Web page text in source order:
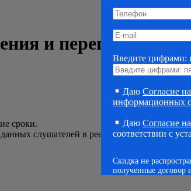
и переподготовки
сроки.
слушателей в реестр Министерства
Введите цифрами:
Даю Согласие
информационных
Даю Согласие
соответствии с
Скидка не
полученные договор